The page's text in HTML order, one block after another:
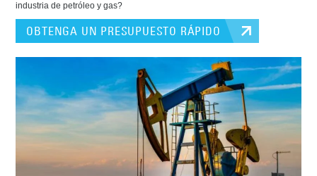
industria de petróleo y gas?
OBTENGA UN PRESUPUESTO RÁPIDO